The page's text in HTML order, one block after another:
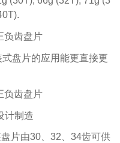
盘片的应用能更直接更
计制造
片由30、32、34齿可供